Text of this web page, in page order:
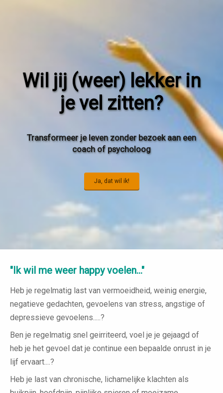
Wil jij (weer) lekker in
je vel zitten?
Transformeer je leven zonder bezoek aan een
coach of psycholoog
Ja, dat wil ik!
"Ik wil me weer happy voelen..."
Heb je regelmatig last van vermoeidheid, weinig energie,
negatieve gedachten, gevoelens van stress, angstige of
depressieve gevoelens.....?
Ben je regelmatig snel geirriteerd, voel je je gejaagd of
heb je het gevoel dat je continue een bepaalde onrust in je
lijf ervaart....?
Heb je last van chronische, lichamelijke klachten als